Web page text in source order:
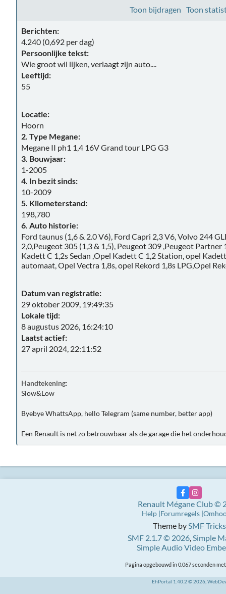
Toon bijdragen Toon
Berichten:
4.240 (0,692 per dag)
Persoonlijke tekst:
Wie groot wil lijken, verlaagt zijn auto....
Leeftijd:
55
Locatie:
Hoorn
2. Type Megane:
Megane II ph1 1,4 16V Grand tour LPG G3
3. Bouwjaar:
1-2005
4. In bezit sinds:
10-2009
5. Kilometerstand:
198,780
6. Auto historie:
Ford taunus (1,6 & 2.0 V6), Ford Capri 2,3 V6, Volvo 244
2,0,Peugeot 305 (1,3 & 1,5), Peugeot 309 ,Peugeot Partner
Kadett C 1,2s Sedan ,Opel Kadett C 1,2 Station, opel
automaat, Opel Vectra 1,8s, opel Rekord 1,8s LPG,Opel
Datum van registratie:
29 oktober 2009, 19:49:35
Lokale tijd:
8 augustus 2026, 16:24:10
Laatst actief:
27 april 2024, 22:11:52
Handtekening:
Slow&Low
Byebye WhattsApp, hello Telegram (same number, better app)
Een Renault is net zo betrouwbaar als de garage die het
Theme bySMF Tricks
SMF 2.1.7 © 2026,Simple
Simple Audio Video
Renault Mégane Club ©
Help Forumregels
Pagina opgebouwd in 0.067 seconden
EhPortal 1.40.2 © 2026,